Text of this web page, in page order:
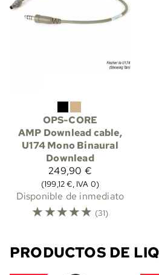
OPS-CORE
AMP Downlead cable,
U174 Mono Binaural
Downlead
249,90 €
(199,12 €, IVA 0)
Disponible de inmediato
☆☆☆☆☆ (31)
PRODUCTOS DE